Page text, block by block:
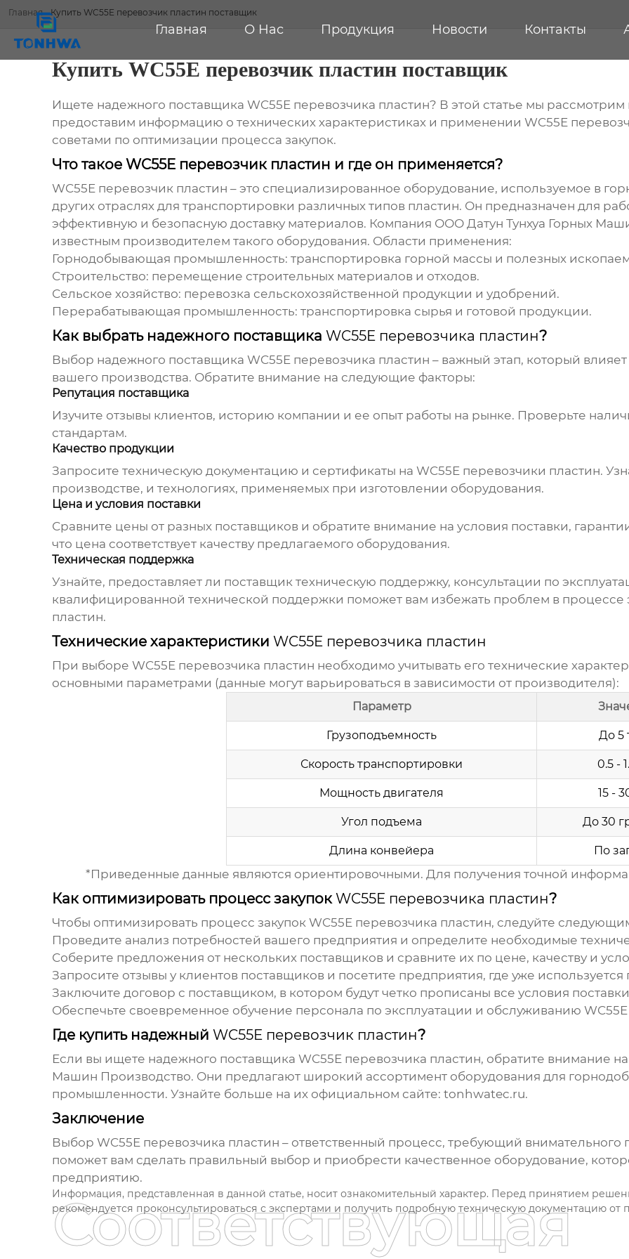
Главная О Нас Продукция Новости Контакты
Главная-Купить WC55E перевозчик пластин поставщик
Купить WC55E перевозчик пластин поставщик
Ищете надежного поставщика WC55E перевозчика пластин? В этой статье мы
предоставим информацию о технических характеристиках и применении WC55E
советами по оптимизации процесса закупок.
Что такое WC55E перевозчик пластин и где он применяется?
WC55E перевозчик пластин – это специализированное оборудование, используемое в
других отраслях для транспортировки различных типов пластин. Он предназначен для
эффективную и безопасную доставку материалов. Компания ООО Датун Тунхуа Горных
известным производителем такого оборудования. Области применения:
Горнодобывающая промышленность: транспортировка горной массы и полезных
Строительство: перемещение строительных материалов и отходов.
Сельское хозяйство: перевозка сельскохозяйственной продукции и удобрений.
Перерабатывающая промышленность: транспортировка сырья и готовой продукции.
Как выбрать надежного поставщика WC55E перевозчика пластин?
Выбор надежного поставщика WC55E перевозчика пластин – важный этап, который
вашего производства. Обратите внимание на следующие факторы:
Репутация поставщика
Изучите отзывы клиентов, историю компании и ее опыт работы на рынке. Проверьте
стандартам.
Качество продукции
Запросите техническую документацию и сертификаты на WC55E перевозчики пластин.
производстве, и технологиях, применяемых при изготовлении оборудования.
Цена и условия поставки
Сравните цены от разных поставщиков и обратите внимание на условия поставки,
что цена соответствует качеству предлагаемого оборудования.
Техническая поддержка
Узнайте, предоставляет ли поставщик техническую поддержку, консультации по
квалифицированной технической поддержки поможет вам избежать проблем в процессе
пластин.
Технические характеристики WC55E перевозчика пластин
При выборе WC55E перевозчика пластин необходимо учитывать его технические
основными параметрами (данные могут варьироваться в зависимости от производителя):
Параметр
Грузоподъемность До 5
Скорость транспортировки 0.5 -
Мощность двигателя 15 -
Угол подъема До 30
Длина конвейера По
*Приведенные данные являются ориентировочными. Для получения точной
Как оптимизировать процесс закупокWC55E перевозчика пластин?
Чтобы оптимизировать процесс закупок WC55E перевозчика пластин, следуйте
Проведите анализ потребностей вашего предприятия и определите необходимые
Соберите предложения от нескольких поставщиков и сравните их по цене, качеству и
Запросите отзывы у клиентов поставщиков и посетите предприятия, где уже
Заключите договор с поставщиком, в котором будут четко прописаны все условия
Обеспечьте своевременное обучение персонала по эксплуатации и обслуживанию
Где купить надежный WC55E перевозчик пластин?
Если вы ищете надежного поставщика WC55E перевозчика пластин, обратите внимание
Машин Производство. Они предлагают широкий ассортимент оборудования для
промышленности. Узнайте больше на их официальном сайте: tonhwatec.ru.
Заключение
Выбор WC55E перевозчика пластин – ответственный процесс, требующий внимательного
поможет вам сделать правильный выбор и приобрести качественное оборудование,
предприятию.
Информация, представленная в данной статье, носит ознакомительный характер. Перед принятием
рекомендуется проконсультироваться с экспертами и получить подробную техническую документацию от
Соответствующая